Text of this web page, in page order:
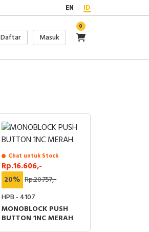
EN ID
Daftar Masuk
0
Chat untuk Stock
Rp.16.606,-
20% Rp.20.757,-
HPB - 4107
MONOBLOCK PUSH
BUTTON 1NC MERAH